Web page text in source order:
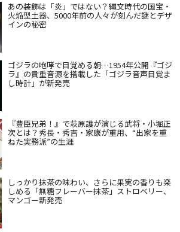
あの装飾は「炎」ではない？縄文時代の国宝・
火焔型土器、5000年前の人々が刻んだ謎とデザ
インの秘密
ゴジラの咆哮で目覚める朝…1954年公開『ゴジ
ラ』の貴重音源を搭載した「ゴジラ音声目覚ま
し時計」が新発売
『豊臣兄弟！』で萩原護が演じる武将・小堀正
次とは？秀長・秀吉・家康が重用、“出家を重
ねた実務派”の生涯
しっかり抹茶の味わい、さらに果実の香りも楽
しめる「無糖フレーバー抹茶」ストロベリー、
マンゴー新発売